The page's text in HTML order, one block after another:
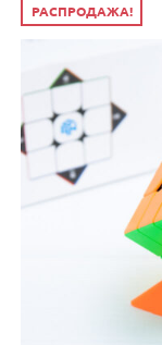
РАСПРОДАЖА!